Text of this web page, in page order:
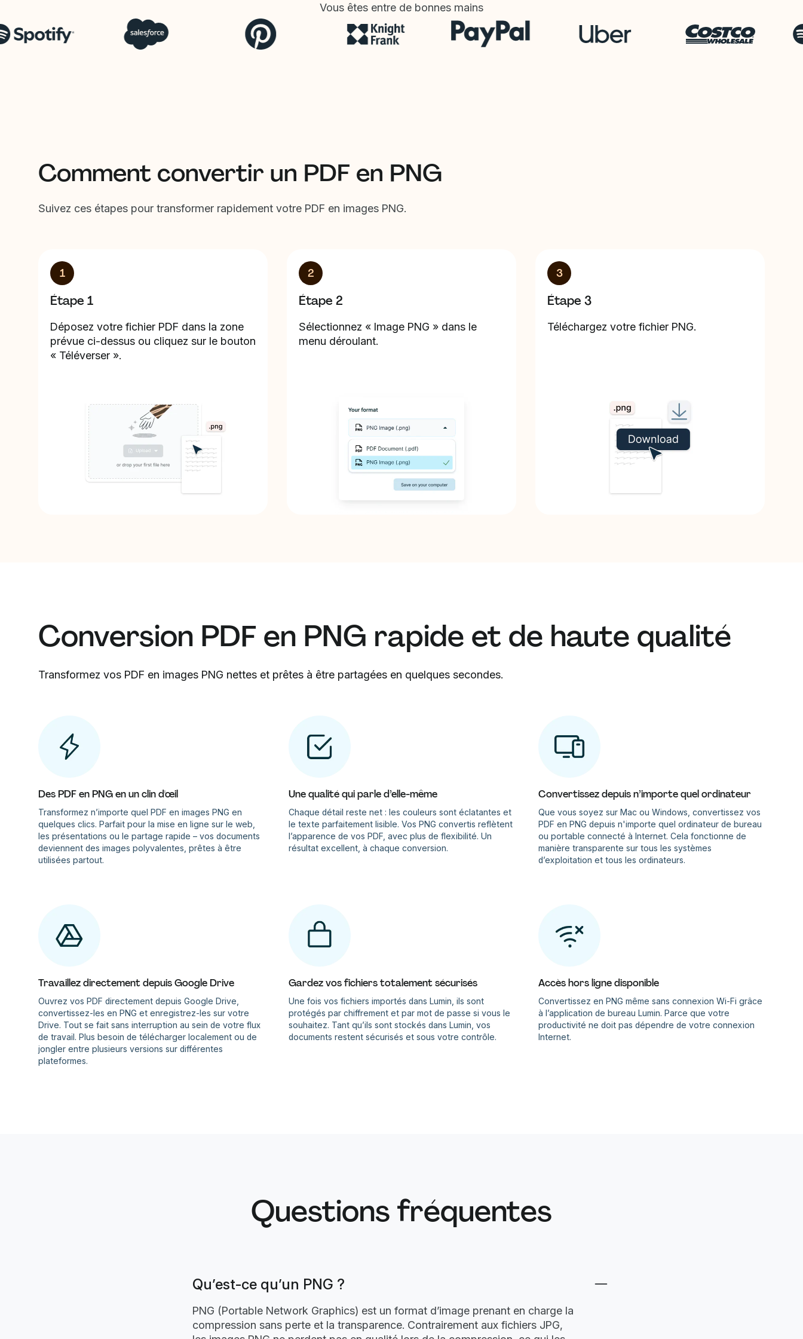
Vous êtes entre de bonnes mains
Comment convertir un PDF en PNG
Suivez ces étapes pour transformer rapidement votre PDF en images PNG.
1
Étape 1
Déposez votre fichier PDF dans la zone
prévue ci-dessus ou cliquez sur le bouton
« Téléverser ».
2
Étape 2
Sélectionnez « Image PNG » dans le
menu déroulant.
3
Étape 3
Téléchargez votre fichier PNG.
Conversion PDF en PNG rapide et de haute qualité
Transformez vos PDF en images PNG nettes et prêtes à être partagées en quelques secondes.
Des PDF en PNG en un clin d'œil
Transformez n’importe quel PDF en images PNG en
quelques clics. Parfait pour la mise en ligne sur le web,
les présentations ou le partage rapide – vos documents
deviennent des images polyvalentes, prêtes à être
utilisées partout.
Une qualité qui parle d’elle-même
Chaque détail reste net : les couleurs sont éclatantes et
le texte parfaitement lisible. Vos PNG convertis reflètent
l’apparence de vos PDF, avec plus de flexibilité. Un
résultat excellent, à chaque conversion.
Convertissez depuis n’importe quel ordinateur
Que vous soyez sur Mac ou Windows, convertissez vos
PDF en PNG depuis n'importe quel ordinateur de bureau
ou portable connecté à Internet. Cela fonctionne de
manière transparente sur tous les systèmes
d’exploitation et tous les ordinateurs.
Travaillez directement depuis Google Drive
Ouvrez vos PDF directement depuis Google Drive,
convertissez-les en PNG et enregistrez-les sur votre
Drive. Tout se fait sans interruption au sein de votre flux
de travail. Plus besoin de télécharger localement ou de
jongler entre plusieurs versions sur différentes
plateformes.
Gardez vos fichiers totalement sécurisés
Une fois vos fichiers importés dans Lumin, ils sont
protégés par chiffrement et par mot de passe si vous le
souhaitez. Tant qu’ils sont stockés dans Lumin, vos
documents restent sécurisés et sous votre contrôle.
Accès hors ligne disponible
Convertissez en PNG même sans connexion Wi-Fi grâce
à l’application de bureau Lumin. Parce que votre
productivité ne doit pas dépendre de votre connexion
Internet.
Questions fréquentes
Qu’est-ce qu’un PNG ?
PNG (Portable Network Graphics) est un format d’image prenant en charge la
compression sans perte et la transparence. Contrairement aux fichiers JPG,